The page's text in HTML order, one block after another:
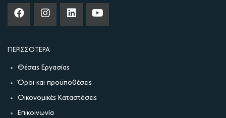
ΠΕΡΙΣΣΌΤΕΡΑ
Θέσεις Εργασίας
Όροι και προϋποθέσεις
Οικονομικές Καταστάσεις
Επικοινωνία